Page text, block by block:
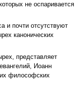
не оспаривается
и почти отсутствуют
канонических
представляет
Иоанн
философских